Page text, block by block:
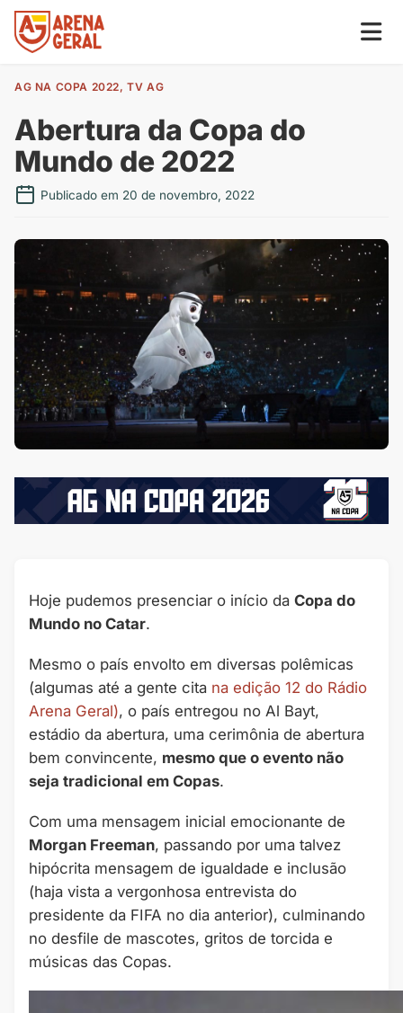
AG NA COPA 2022,TV AG
Abertura da Copa do
Mundo de 2022
Publicado em 20 de novembro, 2022
Hoje pudemos presenciar o início da Copa do
Mundo no Catar.
Mesmo o país envolto em diversas polêmicas
(algumas até a gente cita na edição 12 do Rádio
Arena Geral), o país entregou no Al Bayt,
estádio da abertura, uma cerimônia de abertura
bem convincente, mesmo que o evento não
seja tradicional em Copas.
Com uma mensagem inicial emocionante de
Morgan Freeman, passando por uma talvez
hipócrita mensagem de igualdade e inclusão
(haja vista a vergonhosa entrevista do
presidente da FIFA no dia anterior), culminando
no desfile de mascotes, gritos de torcida e
músicas das Copas.